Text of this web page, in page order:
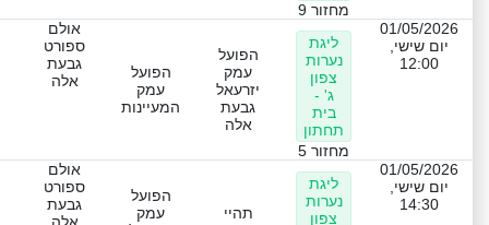
מחזור 9
01/05/2026
יום שישי,
12:00
ליגת
נערות
צפון
ג' -
בית
תחתון
מחזור 5
הפועל
עמק
יזרעאל
גבעת
אלה
הפועל
עמק
המעיינות
אולם
ספורט
גבעת
אלה
01/05/2026
יום שישי,
14:30
ליגת
נערות
צפון
תהיי
הפועל
עמק
אולם
ספורט
גבעת